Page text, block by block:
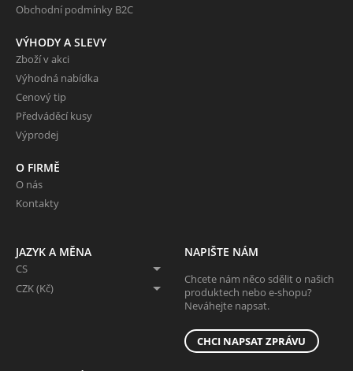
Obchodní podmínky B2C
VÝHODY A SLEVY
Zboží v akci
Výhodná nabídka
Cenový tip
Předváděcí kusy
Výprodej
O FIRMĚ
O nás
Kontakty
JAZYK A MĚNA
CS
CZK (Kč)
NAPIŠTE NÁM
Chcete nám něco sdělit o našich
produktech nebo e-shopu?
Neváhejte napsat.
CHCI NAPSAT ZPRÁVU